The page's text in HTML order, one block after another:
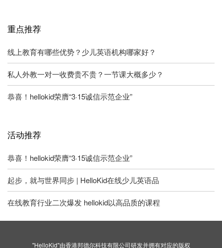
重点推荐
线上教育有哪些优势？少儿英语机构哪家好？
私人外教一对一收费贵不贵？一节课大概多少？
恭喜！hellokid荣膺“3·15诚信示范企业”
活动推荐
恭喜！hellokid荣膺“3·15诚信示范企业”
起步，就与世界同步 | HelloKid在线少儿英语品
在线教育行业二次爆发 hellokid以高品质的课程
"HelloKid"由香港邦德尔科技有限公司研发并拥有对应的版权